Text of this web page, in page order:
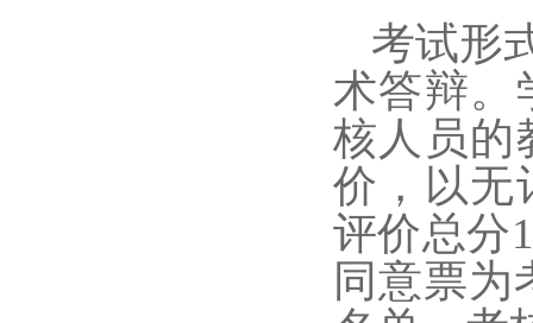
考试形
术答辩。
核人员的
价，以无
评价总分
同意票为